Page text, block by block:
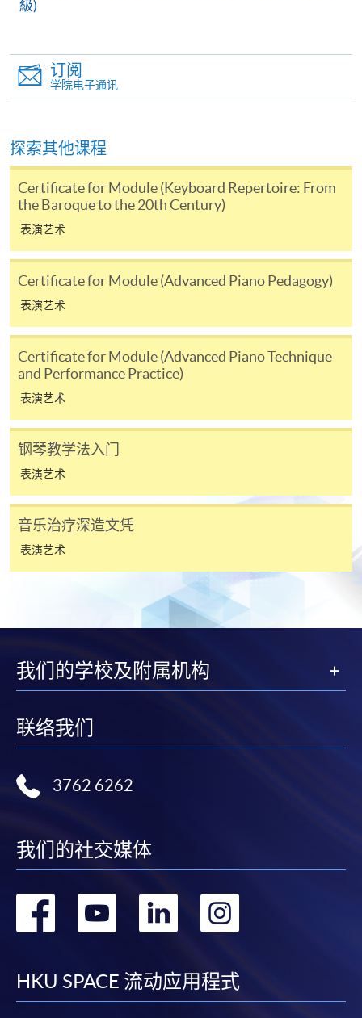
报名办法
请将以下文件递交至任何香港大学专业进修学院招生
柜檯或邮寄至香港北角英皇道494号港岛东分校19楼香
填写完整的申请表（SF26）；
学术成绩单副本；和
港币 200 元的划线支票用于支付申请费（抬头人
为「HKU SPACE」）。
付款方法
1. 现金、「易办事」（EPS）、微信支付
(WeChat Pay) 或支付宝(Alipay)
申请人可亲临学院任何一所报名中心，以现金、「易
学专业进修学院」。支票背面请写上课程名称及申请
人姓名。 阁下可：
亲临学院各报名中心递交划线支票、报名表格及有关
或可将上述文件一并寄交各报名中心，信封上请注明
3. VISA / Mastercard
Mastercard（包括「香港大学专业进修学院
Mastercard卡」）缴付学费。香港大学专业进修学院
享有十个月免息分期付款优惠，惟课程申请人必须为
信用卡持有人。详情请向学院报名中心职员查询。
級)
订阅
学院电子通讯
探索其他课程
Certificate for Module (Keyboard Repertoire: From
the Baroque to the 20th Century)
表演艺术
Certificate for Module (Advanced Piano Pedagogy)
表演艺术
Certificate for Module (Advanced Piano Technique
and Performance Practice)
表演艺术
钢琴教学法入门
表演艺术
音乐治疗深造文凭
表演艺术
我们的学校及附属机构
联络我们
3762 6262
我们的社交媒体
转
facebook
转
youtube
转
linkedin
HKU SPACE 流动应用程式